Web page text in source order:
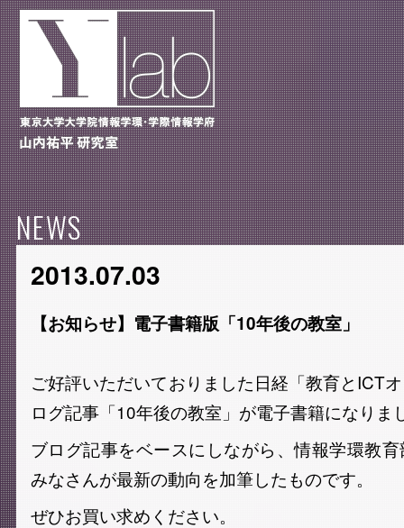
NEWS
2013.07.03
【お知らせ】電子書籍版「10年後の教室」
ご好評いただいておりました日経「教育とICT
ログ記事「10年後の教室」が電子書籍になりま
ブログ記事をベースにしながら、情報学環教
みなさんが最新の動向を加筆したものです。
ぜひお買い求めください。